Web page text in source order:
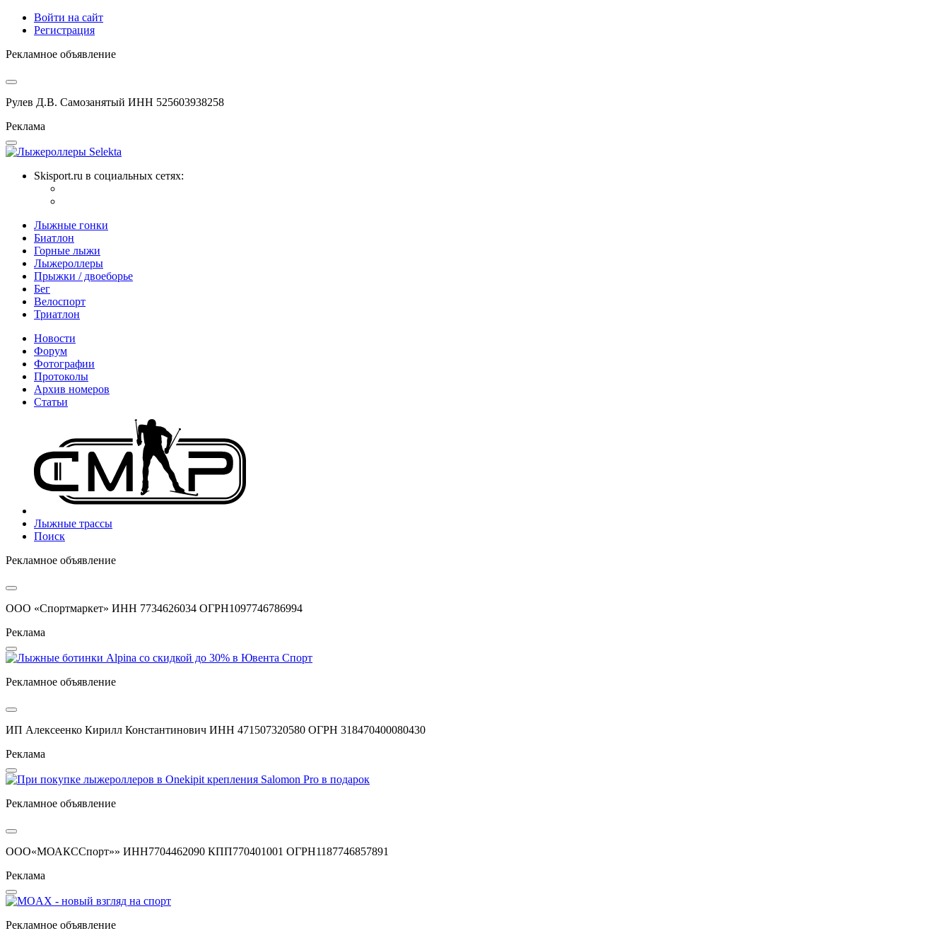
Войти на сайт
Регистрация
Рекламное объявление
Рулев Д.В. Самозанятый ИНН 525603938258
Реклама
Skisport.ru в социальных сетях:
Лыжные гонки
Биатлон
Горные лыжи
Лыжероллеры
Прыжки / двоеборье
Бег
Велоспорт
Триатлон
Новости
Форум
Фотографии
Протоколы
Архив номеров
Статьи
Лыжные трассы
Поиск
Рекламное объявление
ООО «Спортмаркет» ИНН 7734626034 ОГРН1097746786994
Реклама
Рекламное объявление
ИП Алексеенко Кирилл Константинович ИНН 471507320580 ОГРН 318470400080430
Реклама
Рекламное объявление
ООО«МОАКССпорт»» ИНН7704462090 КПП770401001 ОГРН1187746857891
Реклама
Рекламное объявление